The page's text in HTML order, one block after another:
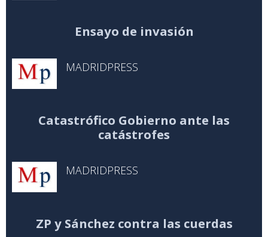
Ensayo de invasión
MADRIDPRESS
Catastrófico Gobierno ante las
catástrofes
MADRIDPRESS
ZP y Sánchez contra las cuerdas